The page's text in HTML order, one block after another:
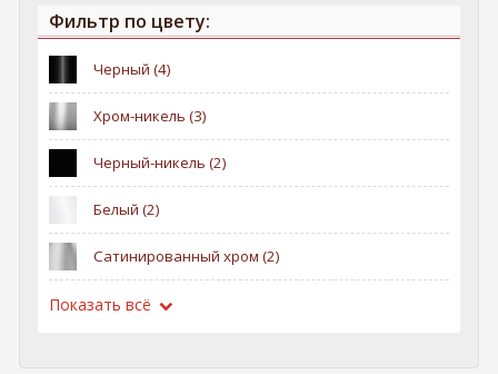
Фильтр по цвету:
Черный (4)
Apply Черный filter
Хром-никель (3)
Apply Хром-никель filter
Черный-никель (2)
Apply Черный-никель filter
Белый (2)
Apply Белый filter
Сатинированный хром (2)
Apply Сатинированный хром filter
Показать всё